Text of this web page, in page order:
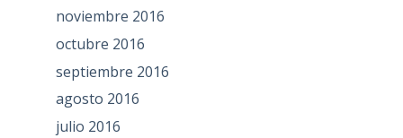
noviembre 2016
octubre 2016
septiembre 2016
agosto 2016
julio 2016